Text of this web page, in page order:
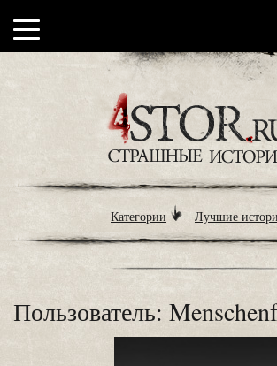
Категории Лучшие
Пользователь: